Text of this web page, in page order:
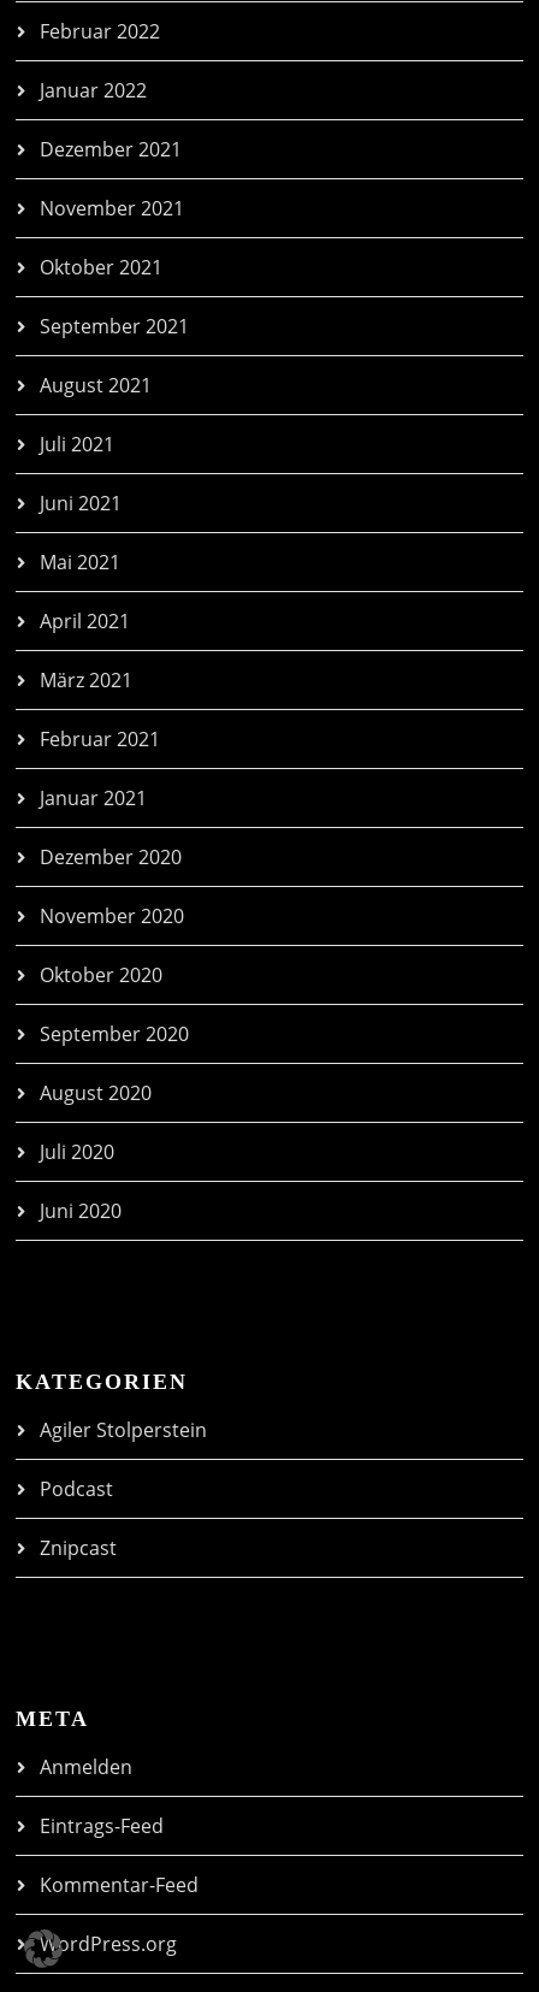
Februar 2022
Januar 2022
Dezember 2021
November 2021
Oktober 2021
September 2021
August 2021
Juli 2021
Juni 2021
Mai 2021
April 2021
März 2021
Februar 2021
Januar 2021
Dezember 2020
November 2020
Oktober 2020
September 2020
August 2020
Juli 2020
Juni 2020
KATEGORIEN
Agiler Stolperstein
Podcast
Znipcast
META
Anmelden
Eintrags-Feed
Kommentar-Feed
WordPress.org